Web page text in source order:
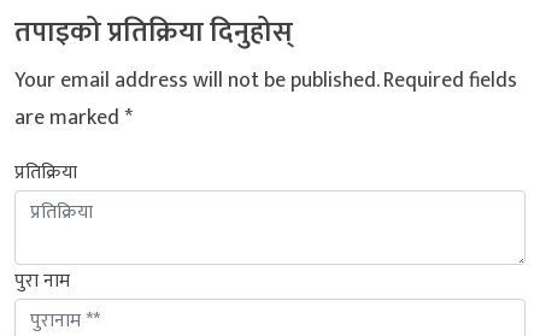
तपाइको प्रतिक्रिया दिनुहोस्
Your email address will not be published.Required fields
are marked*
प्रतिक्रिया
पुरा नाम